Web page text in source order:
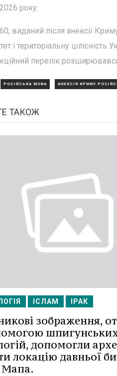
року.
виданий після анексії
і територіальну
перелік
РОСІЙСЬКА МОВА АНЕКСІЯ КРИМУ
ТАКОЖ
ІСЛАМ ІРАК
зображення,
допомогли
локацію давньої
Мапа.